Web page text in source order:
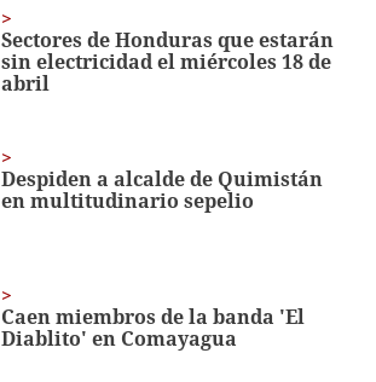
Sectores de Honduras que estarán
sin electricidad el miércoles 18 de
abril
Despiden a alcalde de Quimistán
en multitudinario sepelio
Caen miembros de la banda 'El
Diablito' en Comayagua